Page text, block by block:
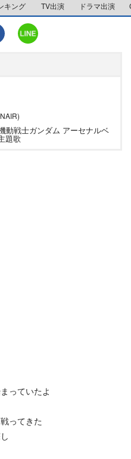
キング TV出演 ドラマ出演
動戦士ガンダム アーセナルベ
題歌
っていたよ
ってきた